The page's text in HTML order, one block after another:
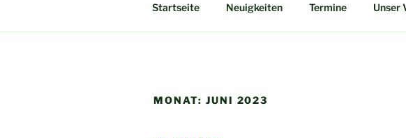
Startseite Neuigkeiten Termine Unser
MONAT: JUNI 2023